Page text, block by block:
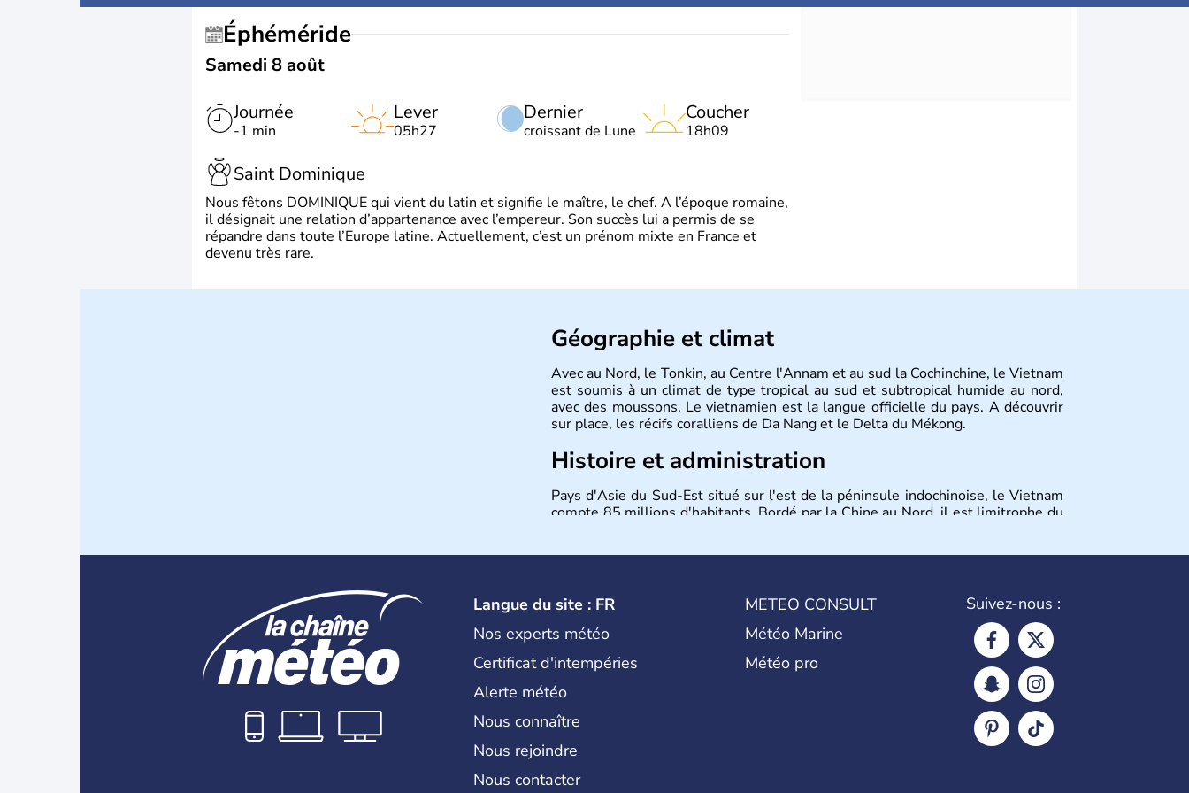
Éphéméride
Samedi 8 août
Journée
-1 min
Dernier
croissant de Lune
Lever
05h27
Coucher
18h09
Saint Dominique
Nous fêtons DOMINIQUE qui vient du latin et signifie le maître, le chef. A l’époque romaine,
il désignait une relation d’appartenance avec l’empereur. Son succès lui a permis de se
répandre dans toute l’Europe latine. Actuellement, c’est un prénom mixte en France et
devenu très rare.
Géographie et climat
Avec au Nord, le Tonkin, au Centre l'Annam et au sud la Cochinchine, le Vietnam
est soumis à un climat de type tropical au sud et subtropical humide au nord,
avec des moussons. Le vietnamien est la langue officielle du pays. A découvrir
sur place, les récifs coralliens de Da Nang et le Delta du Mékong.
Histoire et administration
Pays d'Asie du Sud-Est situé sur l'est de la péninsule indochinoise, le Vietnam
compte 85 millions d'habitants. Bordé par la Chine au Nord, il est limitrophe du
Langue du site : FR
Nos experts météo
Certificat d'intempéries
Alerte météo
Nous connaître
Nous rejoindre
Nous contacter
METEO CONSULT
Météo Marine
Météo pro
Suivez-nous :